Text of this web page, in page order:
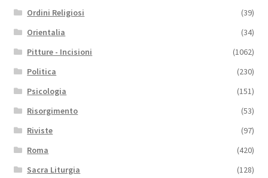
Ordini Religiosi
(39)
Orientalia
(34)
Pitture - Incisioni
(1062)
Politica
(230)
Psicologia
(151)
Risorgimento
(53)
Riviste
(97)
Roma
(420)
Sacra Liturgia
(128)